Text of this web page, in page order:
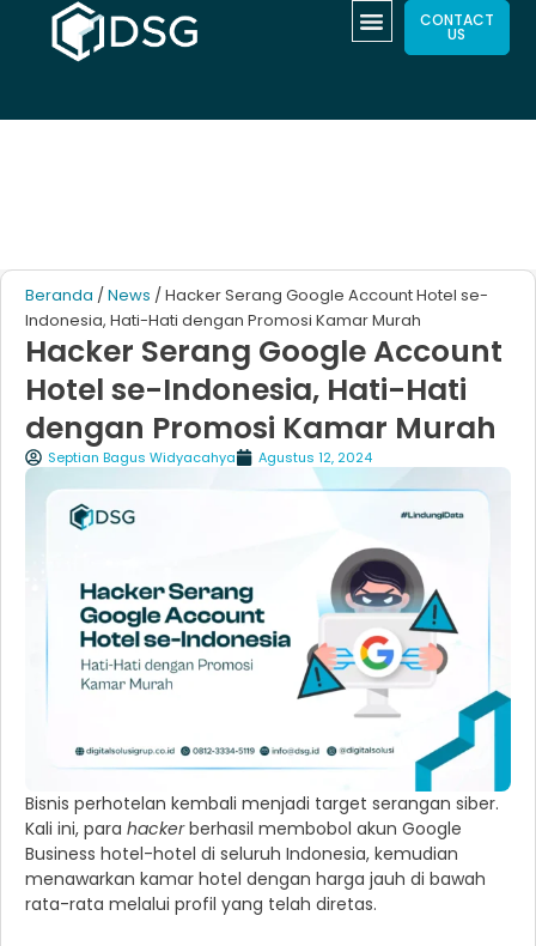
CONTACT
US
Beranda / News / Hacker Serang Google Account Hotel se-
Indonesia, Hati-Hati dengan Promosi Kamar Murah
Hacker Serang Google Account
Hotel se-Indonesia, Hati-Hati
dengan Promosi Kamar Murah
Septian Bagus Widyacahya Agustus 12, 2024
Bisnis perhotelan kembali menjadi target serangan siber.
Kali ini, para hackerberhasil membobol akun Google
Business hotel-hotel di seluruh Indonesia, kemudian
menawarkan kamar hotel dengan harga jauh di bawah
rata-rata melalui profil yang telah diretas.